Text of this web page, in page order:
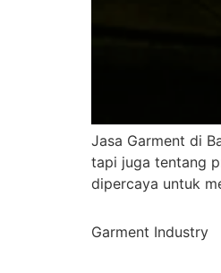
Jasa Garment di
tapi juga tentang
dipercaya untuk
Garment Industry